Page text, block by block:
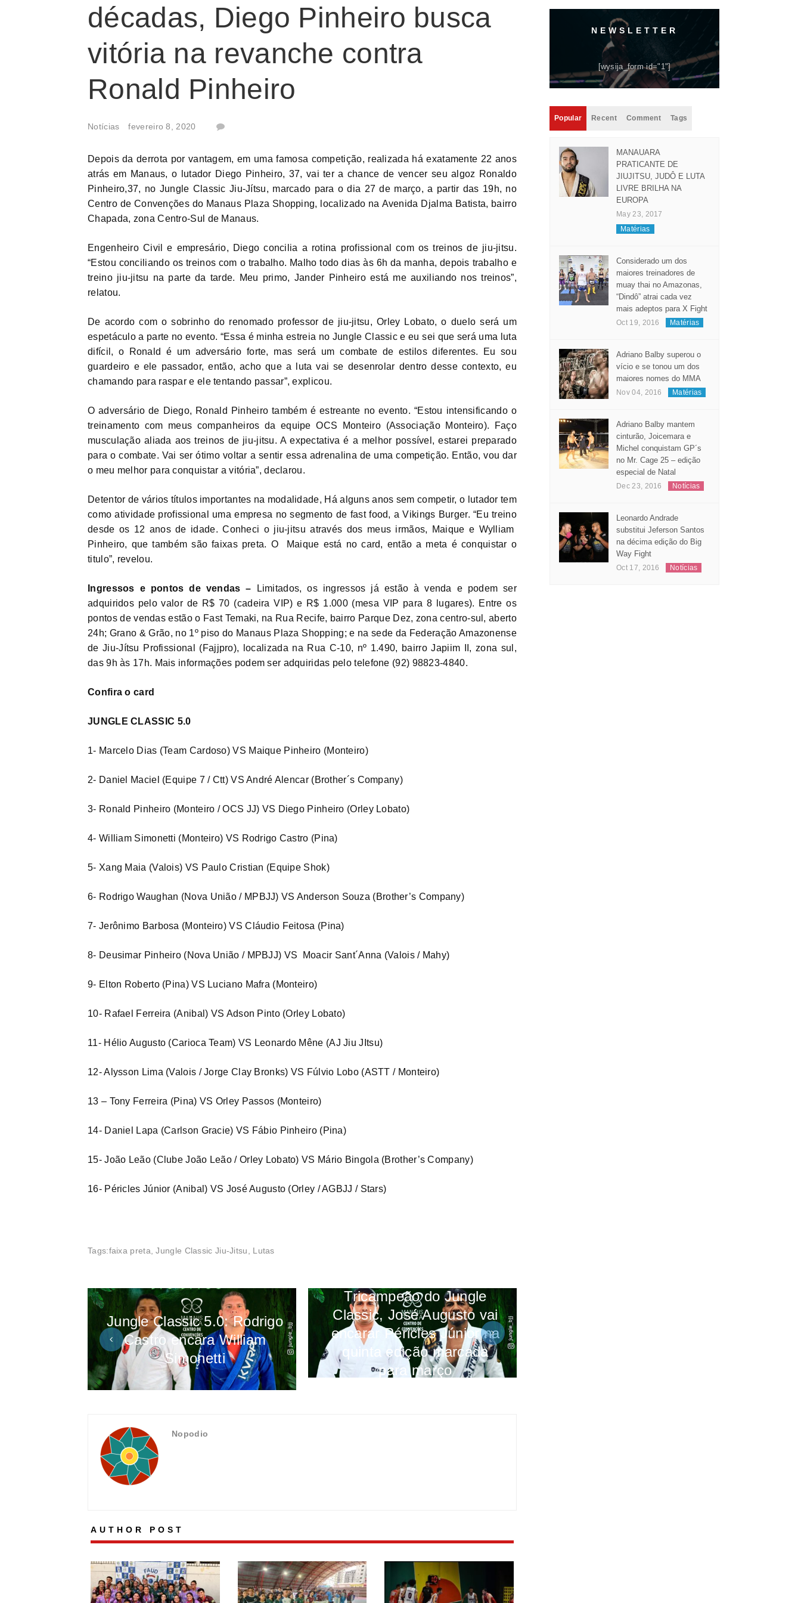
décadas, Diego Pinheiro busca
vitória na revanche contra
Ronald Pinheiro
Notícias fevereiro 8, 2020
Depois da derrota por vantagem, em uma famosa competição, realizada há exatamente 22 anos
atrás em Manaus, o lutador Diego Pinheiro, 37, vai ter a chance de vencer seu algoz Ronaldo
Pinheiro,37, no Jungle Classic Jiu-Jítsu, marcado para o dia 27 de março, a partir das 19h, no
Centro de Convenções do Manaus Plaza Shopping, localizado na Avenida Djalma Batista, bairro
Chapada, zona Centro-Sul de Manaus.
Engenheiro Civil e empresário, Diego concilia a rotina profissional com os treinos de jiu-jitsu.
“Estou conciliando os treinos com o trabalho. Malho todo dias às 6h da manha, depois trabalho e
treino jiu-jitsu na parte da tarde. Meu primo, Jander Pinheiro está me auxiliando nos treinos”,
relatou.
De acordo com o sobrinho do renomado professor de jiu-jitsu, Orley Lobato, o duelo será um
espetáculo a parte no evento. “Essa é minha estreia no Jungle Classic e eu sei que será uma luta
difícil, o Ronald é um adversário forte, mas será um combate de estilos diferentes. Eu sou
guardeiro e ele passador, então, acho que a luta vai se desenrolar dentro desse contexto, eu
chamando para raspar e ele tentando passar”, explicou.
O adversário de Diego, Ronald Pinheiro também é estreante no evento. “Estou intensificando o
treinamento com meus companheiros da equipe OCS Monteiro (Associação Monteiro). Faço
musculação aliada aos treinos de jiu-jitsu. A expectativa é a melhor possível, estarei preparado
para o combate. Vai ser ótimo voltar a sentir essa adrenalina de uma competição. Então, vou dar
o meu melhor para conquistar a vitória”, declarou.
Detentor de vários títulos importantes na modalidade, Há alguns anos sem competir, o lutador tem
como atividade profissional uma empresa no segmento de fast food, a Vikings Burger. “Eu treino
desde os 12 anos de idade. Conheci o jiu-jitsu através dos meus irmãos, Maique e Wylliam
Pinheiro, que também são faixas preta. O Maique está no card, então a meta é conquistar o
titulo”, revelou.
Ingressos e pontos de vendas –
Limitados, os ingressos já estão à venda e podem ser
adquiridos pelo valor de R$ 70 (cadeira VIP) e R$ 1.000 (mesa VIP para 8 lugares). Entre os
pontos de vendas estão o Fast Temaki, na Rua Recife, bairro Parque Dez, zona centro-sul, aberto
24h; Grano & Grão, no 1º piso do Manaus Plaza Shopping; e na sede da Federação Amazonense
de Jiu-Jítsu Profissional (Fajjpro), localizada na Rua C-10, nº 1.490, bairro Japiim II, zona sul,
das 9h às 17h. Mais informações podem ser adquiridas pelo telefone (92) 98823-4840.
Confira o card
JUNGLE CLASSIC 5.0
1- Marcelo Dias (Team Cardoso) VS Maique Pinheiro (Monteiro)
2- Daniel Maciel (Equipe 7 / Ctt) VS André Alencar (Brother´s Company)
3- Ronald Pinheiro (Monteiro / OCS JJ) VS Diego Pinheiro (Orley Lobato)
4- William Simonetti (Monteiro) VS Rodrigo Castro (Pina)
5- Xang Maia (Valois) VS Paulo Cristian (Equipe Shok)
6- Rodrigo Waughan (Nova União / MPBJJ) VS Anderson Souza (Brother’s Company)
7- Jerônimo Barbosa (Monteiro) VS Cláudio Feitosa (Pina)
8- Deusimar Pinheiro (Nova União / MPBJJ) VS Moacir Sant´Anna (Valois / Mahy)
9- Elton Roberto (Pina) VS Luciano Mafra (Monteiro)
10- Rafael Ferreira (Anibal) VS Adson Pinto (Orley Lobato)
11- Hélio Augusto (Carioca Team) VS Leonardo Mêne (AJ Jiu JItsu)
12- Alysson Lima (Valois / Jorge Clay Bronks) VS Fúlvio Lobo (ASTT / Monteiro)
13 – Tony Ferreira (Pina) VS Orley Passos (Monteiro)
14- Daniel Lapa (Carlson Gracie) VS Fábio Pinheiro (Pina)
15- João Leão (Clube João Leão / Orley Lobato) VS Mário Bingola (Brother’s Company)
16- Péricles Júnior (Anibal) VS José Augusto (Orley / AGBJJ / Stars)
Tags:faixa preta,Jungle Classic Jiu-Jitsu, Lutas
Jungle Classic 5.0: Rodrigo
Castro encara William
Simonetti
Tricampeão do Jungle
Classic, José Augusto vai
encarar Péricles Júnior na
quinta edição marcada
para março
Nopodio
AUTHOR POST
NEWSLETTER
[wysija_form id="1"]
MANAUARA
PRATICANTE DE
JIUJITSU, JUDÔ E LUTA
EUROPA
May 23, 2017
Considerado um dos
maiores treinadores de
muay thai no Amazonas,
“Dindô” atrai cada vez
mais adeptos para X Fight
Adriano Balby superou o
vício e se tonou um dos
maiores nomes do MMA
Adriano Balby mantem
cinturão, Joicemara e
Michel conquistam GP´s
no Mr. Cage 25 – edição
especial de Natal
Leonardo Andrade
substitui Jeferson Santos
na décima edição do Big
Way Fight